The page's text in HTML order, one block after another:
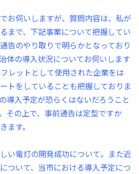
お伺いしますが、質問内容は、私が
まで、下記事案について把握してい
告のやり取りで明らかとなっており
体の導入状況についてお伺いします
レットとして使用された企業をは
トをしていることも把握しておりま
導入予定が恐らくはないだろうこと
その上で、事前通告は定型ですか
ます。
い電灯の開発成功について。また近
ついて、当市における導入予定につ